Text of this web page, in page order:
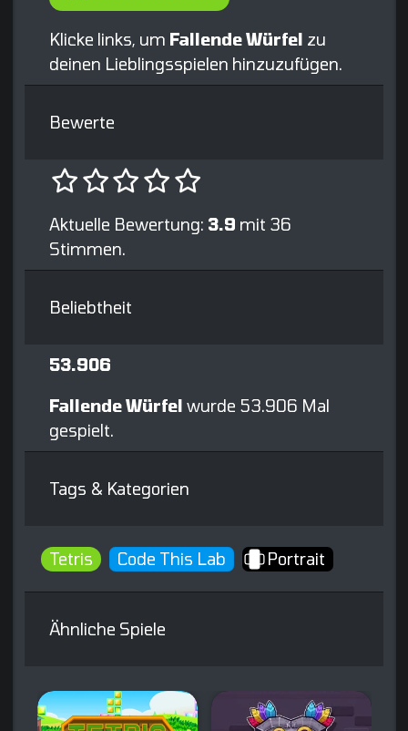
Klicke links, um Fallende Würfel zu
deinen Lieblingsspielen hinzuzufügen.
Bewerte
Aktuelle Bewertung: 3.9 mit 36
Stimmen.
Beliebtheit
53.906
Fallende Würfel wurde 53.906 Mal
gespielt.
Tags & Kategorien
Tetris Code This Lab Portrait
Ähnliche Spiele